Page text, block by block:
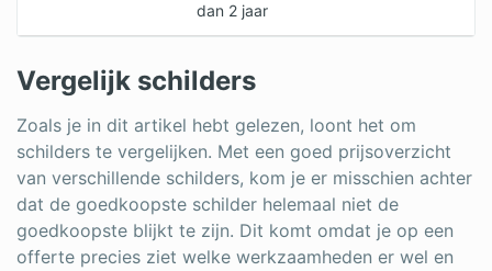
dan 2 jaar
Vergelijk schilders
Zoals je in dit artikel hebt gelezen, loont het om
schilders te vergelijken. Met een goed prijsoverzicht
van verschillende schilders, kom je er misschien achter
dat de goedkoopste schilder helemaal niet de
goedkoopste blijkt te zijn. Dit komt omdat je op een
offerte precies ziet welke werkzaamheden er wel en